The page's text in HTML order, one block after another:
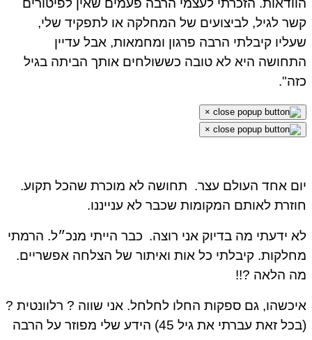
הוודאות. הזכרתי לעצמי הרבה פעמים שאין לפיטורים
קשר לגיל, לביצועים של המחלקה או לתפקיד שלי,
שעליו קיבלתי הרבה פרגון ומחמאות, אבל עדיין
התחושה היא לא טובה כששולחים אותך הביתה בגיל
כזה".
×
×
יום אחד העולם עצר. תחושה לא מוכרת שהכל תקוע.
חוזרת לאותם המקומות שכבר לא ענייננו.
לא ידעתי מה בדיוק אני רוצה. כבר הייתי מנכ״ל. הרמתי
מחלקות. קיבלתי כל אות ואיתור של הצלחה אפשריים.
מה הלאה ?!!
איכשהו, גם ספקות החלו לחלחל. אני שווה ? רלוונטית ?
(בכל זאת עברתי את גיל 45) הידע שלי מפוזר על הרבה